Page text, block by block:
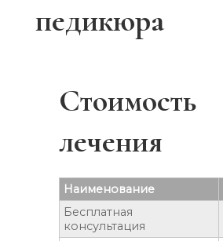
педикюра
Стоимость
лечения
Наименование
Бесплатная
консультация